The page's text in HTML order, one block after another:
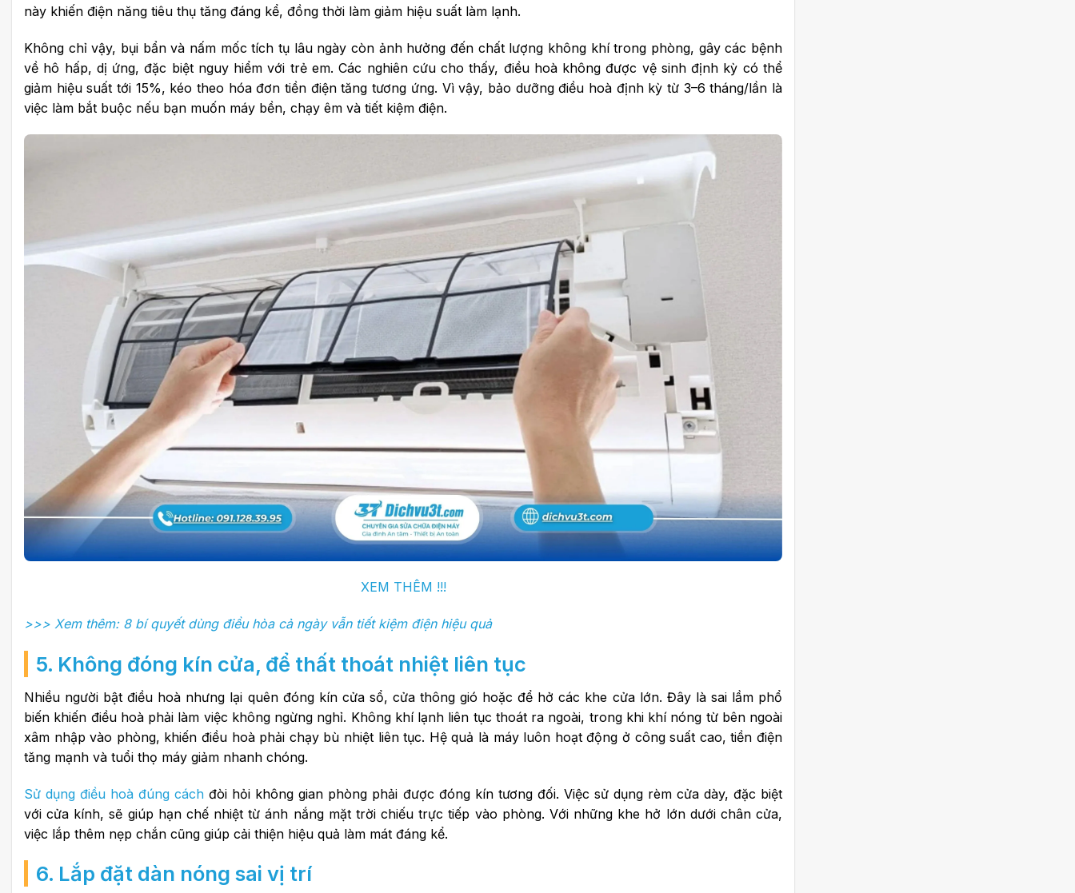
này khiến điện năng tiêu thụ tăng đáng kể, đồng thời làm giảm hiệu suất làm lạnh.
Không chỉ vậy, bụi bẩn và nấm mốc tích tụ lâu ngày còn ảnh hưởng đến chất lượng không khí trong phòng, gây các bệnh
về hô hấp, dị ứng, đặc biệt nguy hiểm với trẻ em.Các nghiên cứu cho thấy, điều hoà không được vệ sinh định kỳ có thể
giảm hiệu suất tới 15%, kéo theo hóa đơn tiền điện tăng tương ứng. Vì vậy, bảo dưỡng điều hoà định kỳ từ 3–6 tháng/lần là
việc làm bắt buộc nếu bạn muốn máy bền, chạy êm và tiết kiệm điện.
XEM THÊM !!!
>>> Xem thêm: 8 bí quyết dùng điều hòa cả ngày vẫn tiết kiệm điện hiệu quả
5. Không đóng kín cửa, để thất thoát nhiệt liên tục
Nhiều người bật điều hoà nhưng lại quên đóng kín cửa sổ, cửa thông gió hoặc để hở các khe cửa lớn. Đây là sai lầm phổ
biến khiến điều hoà phải làm việc không ngừng nghỉ. Không khí lạnh liên tục thoát ra ngoài, trong khi khí nóng từ bên ngoài
xâm nhập vào phòng, khiến điều hoà phải chạy bù nhiệt liên tục. Hệ quả là máy luôn hoạt động ở công suất cao, tiền điện
tăng mạnh và tuổi thọ máy giảm nhanh chóng.
Sử dụng điều hoà đúng cách đòi hỏi không gian phòng phải được đóng kín tương đối. Việc sử dụng rèm cửa dày, đặc biệt
với cửa kính, sẽ giúp hạn chế nhiệt từ ánh nắng mặt trời chiếu trực tiếp vào phòng. Với những khe hở lớn dưới chân cửa,
việc lắp thêm nẹp chắn cũng giúp cải thiện hiệu quả làm mát đáng kể.
6. Lắp đặt dàn nóng sai vị trí